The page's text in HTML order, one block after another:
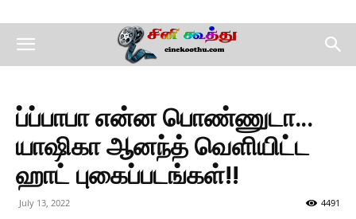
ப்ப்பாபா என்ன பொண்ணுடா…
யாஷிகா ஆனந்த் வெளியிட்ட
ஹாட் புகைப்படங்கள்!!
July 13, 2022 4491